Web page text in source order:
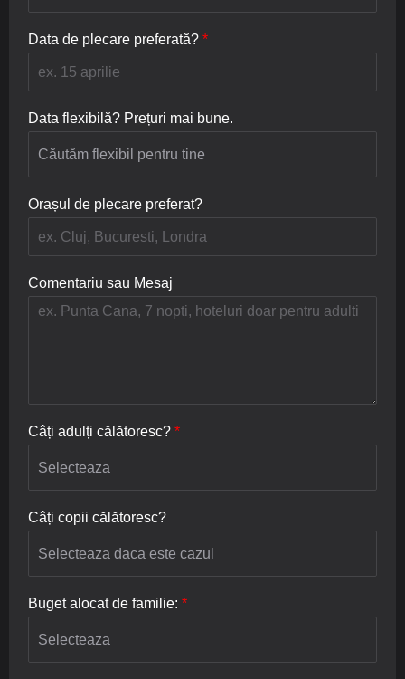
n
Data de plecare preferată? *
Data flexibilă? Prețuri mai bune.
Orașul de plecare preferat?
Comentariu sau Mesaj
Câți adulți călătoresc? *
Câți copii călătoresc?
Buget alocat de familie: *